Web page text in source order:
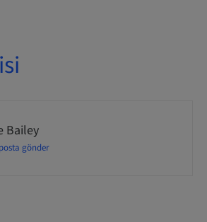
Bailey
gönder